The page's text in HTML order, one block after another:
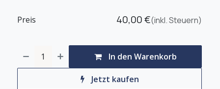
In den Warenkorb
Jetzt kaufen
Preis 40,00€(inkl. Steuern)